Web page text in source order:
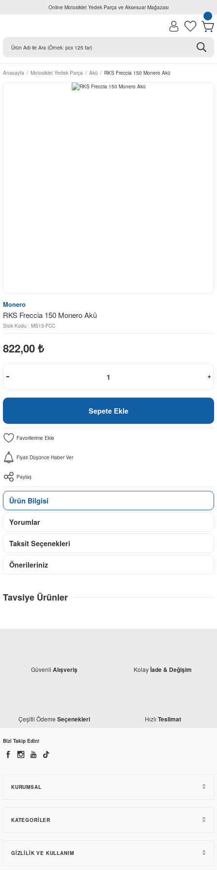
Online Motosiklet Yedek Parça ve Aksesuar Mağazası
Anasayfa Motosiklet Yedek Parça Akü RKS Freccia 150 Monero Akü
Monero
RKS Freccia 150 Monero Akü
Stok Kodu : MS13-FCC
822,00 ₺
Sepete Ekle
Fiyatı Düşünce Haber Ver
Paylaş
Ürün Bilgisi
Yorumlar
Taksit Seçenekleri
Önerileriniz
Tavsiye Ürünler
RKS Freccia 150 Arka Fren Kolu
879,55 TL
Güvenli Alışveriş Kolayİade & Değişim
Çeşitli Ödeme Seçenekleri Hızlı Teslimat
Bizi Takip Edin!
KURUMSAL
KATEGORILER
GIZLILIK VE KULLANIM